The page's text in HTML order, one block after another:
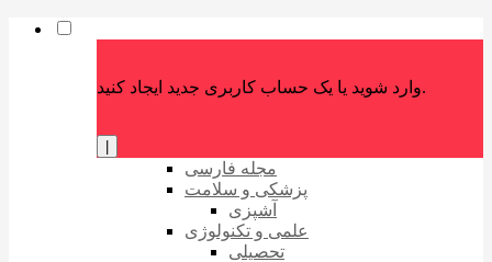
وارد شوید یا یک حساب کاربری جدید ایجاد کنید.
مجله فارسی
پزشکی و سلامت
آشپزی
علمی و تکنولوژی
تحصیلی